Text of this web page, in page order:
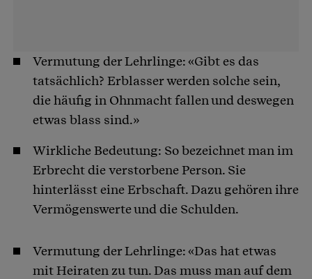
Vermutung der Lehrlinge: «Gibt es das
tatsächlich? Erblasser werden solche sein,
die häufig in Ohnmacht fallen und deswegen
etwas blass sind.»
Wirkliche Bedeutung: So bezeichnet man im
Erbrecht die verstorbene Person. Sie
hinterlässt eine Erbschaft. Dazu gehören ihre
Vermögenswerte und die Schulden.
Vermutung der Lehrlinge: «Das hat etwas
mit Heiraten zu tun. Das muss man auf dem